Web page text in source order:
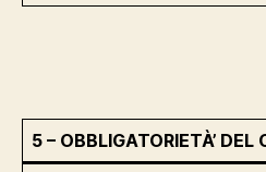
5 – OBBLIGATORIETÀ’ DEL